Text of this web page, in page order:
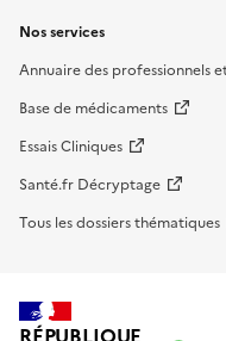
Nos services
Annuaire des professionnels
Base de médicaments
Essais Cliniques
Santé.fr Décryptage
Tous les dossiers thématiques